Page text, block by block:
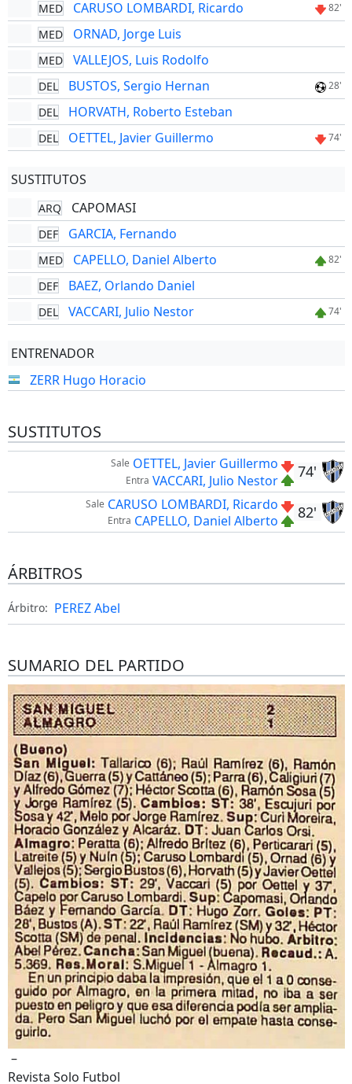
MED CARUSO LOMBARDI, Ricardo 82'
MED ORNAD, Jorge Luis
MED VALLEJOS, Luis Rodolfo
DEL BUSTOS, Sergio Hernan 28'
DEL HORVATH, Roberto Esteban
DEL OETTEL, Javier Guillermo 74'
SUSTITUTOS
ARQ CAPOMASI
DEF GARCIA, Fernando
MED CAPELLO, Daniel Alberto 82'
DEF BAEZ, Orlando Daniel
DEL VACCARI, Julio Nestor 74'
ENTRENADOR
ZERR Hugo Horacio
SUSTITUTOS
74'
Sale OETTEL, Javier Guillermo
Entra VACCARI, Julio Nestor
82'
Sale CARUSO LOMBARDI, Ricardo
Entra CAPELLO, Daniel Alberto
ÁRBITROS
Árbitro: PEREZ Abel
SUMARIO DEL PARTIDO
–
Revista Solo Futbol